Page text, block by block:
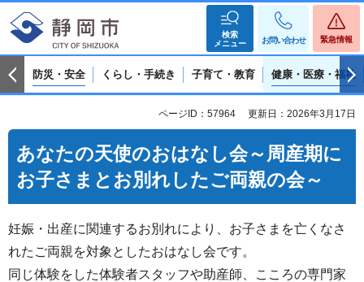
検索
メニュー
お問い合わせ 緊急情報
防災・安全 くらし・手続き 子育て・教育 健康・医療・福祉
ページID：57964 更新日：2026年3月17日
あなたの天使のおはなし会～周産期に
お子さまとお別れしたご両親の会～
妊娠・出産に関連するお別れにより、お子さまを亡くなさ
れたご両親を対象としたおはなし会です。
同じ体験をした体験者スタッフや助産師、こころの専門家